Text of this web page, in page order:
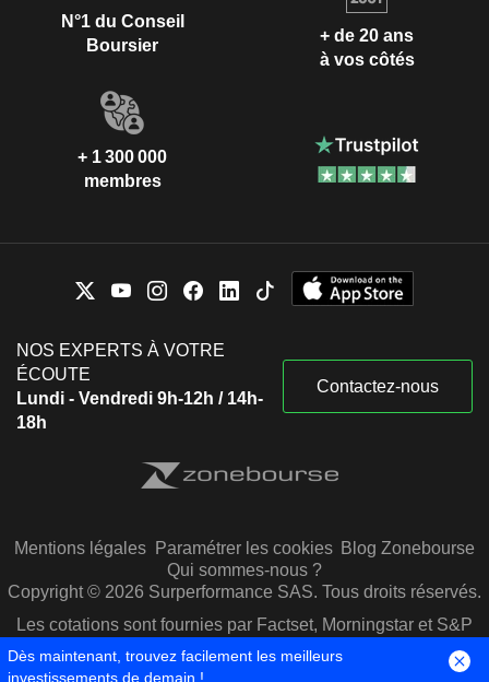
N°1 du Conseil
Boursier
+ de 20 ans
à vos côtés
+ 1 300 000
membres
NOS EXPERTS À VOTRE
ÉCOUTE
Lundi - Vendredi 9h-12h / 14h-
18h
Contactez-nous
Mentions légales Paramétrer les cookies Blog Zonebourse
Qui sommes-nous ?
Copyright © 2026 Surperformance SAS. Tous droits réservés.
Les cotations sont fournies par Factset, Morningstar et S&P
Capital IQ
Dès maintenant, trouvez facilement les meilleurs
investissements de demain !